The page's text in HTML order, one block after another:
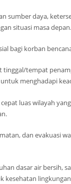
sumber daya,
situasi masa depan.
bagi korban
tinggal/tempat
menghadapi
luas wilayah
dan evakuasi
dasar air bersih,
kesehatan